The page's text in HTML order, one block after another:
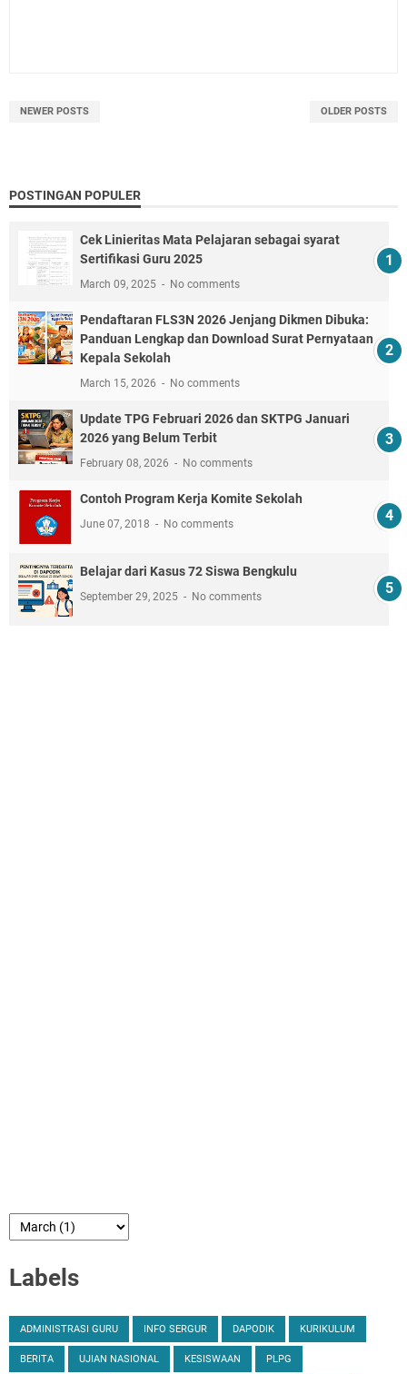
NEWER POSTS OLDER POSTS
POSTINGAN POPULER
Cek Linieritas Mata Pelajaran sebagai syarat
Sertifikasi Guru 2025
March 09, 2025 No comments
Pendaftaran FLS3N 2026 Jenjang Dikmen Dibuka:
Panduan Lengkap dan Download Surat Pernyataan
Kepala Sekolah
March 15, 2026 No comments
Update TPG Februari 2026 dan SKTPG Januari
2026 yang Belum Terbit
February 08, 2026 No comments
Contoh Program Kerja Komite Sekolah
June 07, 2018 No comments
Belajar dari Kasus 72 Siswa Bengkulu
September 29, 2025 No comments
Labels
ADMINISTRASI GURU INFO SERGUR DAPODIK KURIKULUM
BERITA UJIAN NASIONAL KESISWAAN PLPG